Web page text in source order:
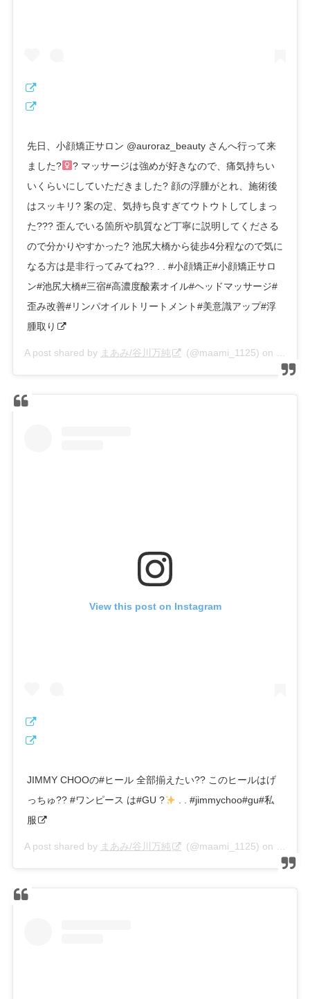
先日、小顔矯正サロン @auroraz_beauty さんへ行って来
ました?‍
? マッサージは強めが好きなので、痛気持ちい
いくらいにしていただきました? 顔の浮腫がとれ、施術後
はスッキリ? 案の定、気持ち良すぎてウトウトしてしまっ
た??? 歪んでいる箇所や肌質など丁寧に説明してくださる
ので分かりやすかった? 池尻大橋から徒歩4分程なので気に
なる方は是非行ってみてね?? . . #小顔矯正#小顔矯正サロ
ン#池尻大橋#三宿#高濃度酸素オイル#ヘッドマッサージ#
歪み改善#リンパオイルトリートメント#美意識アップ#浮
腫取り
A post shared by まあみ/谷川万純 (@maami_1125) on
View this post on Instagram
JIMMY CHOOの#ヒール 全部揃えたい?? このヒールはげ
っちゅ?? #ワンピース は#GU ?
. . #jimmychoo#gu#私
服
A post shared by まあみ/谷川万純 (@maami_1125) on